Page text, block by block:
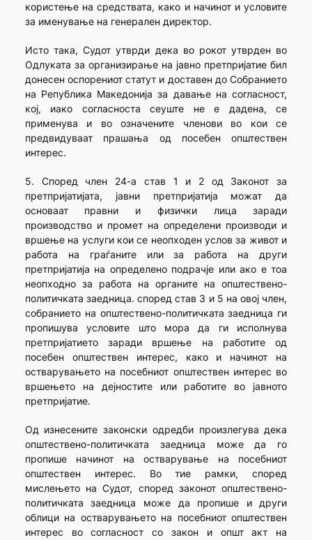
користење на средствата, како и начинот и условите
за именување на генерален директор.
Исто така, Судот утврди дека во рокот утврден во
Одлуката за организирање на јавно претпријатие бил
донесен оспорениот статут и доставен до Собранието
на Република Македонија за давање на согласност,
кој, иако согласноста сеуште не е дадена, се
применува и во означените членови во кои се
предвидуваат прашања од посебен општествен
интерес.
5. Според член 24-а став 1 и 2 од Законот за
претпријатијата, јавни претпријатија можат да
основаат правни и физички лица заради
производство и промет на определени производи и
вршење на услуги кои се неопходен услов за живот и
работа на граѓаните или за работа на други
претпријатија на определено подрачје или ако е тоа
неопходно за работа на органите на општествено-
политичката заедница. според став 3 и 5 на овој член,
собранието на општествено-политичката заедница ги
пропишува условите што мора да ги исполнува
претпријатието заради вршење на работите од
посебен општествен интерес, како и начинот на
остварувањето на посебниот општествен интерес во
вршењето на дејностите или работите во јавното
претпријатие.
Од изнесените законски одредби произлегува дека
општествено-политичката заедница може да го
пропише начинот на остварување на посебниот
општествен интерес. Во тие рамки, според
мислењето на Судот, според законот општествено-
политичката заедница може да пропише и други
облици на остварувањето на посебниот општествен
интерес во согласност со закон и општ акт на